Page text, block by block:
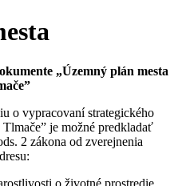
„Územný plán mesta
o vypracovaní strategického
je možné predkladať
2 zákona od zverejnenia
o životné prostredie,